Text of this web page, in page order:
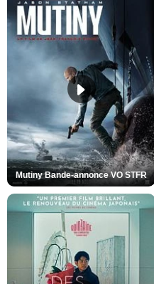
Mutiny Bande-annonce VO STFR